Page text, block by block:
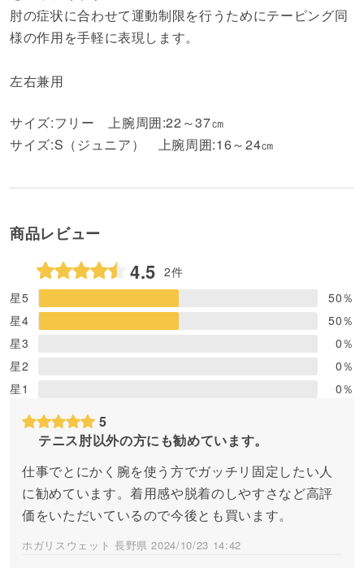
肘の症状に合わせて運動制限を行うためにテーピング同
様の作用を手軽に表現します。
左右兼用
サイズ:フリー 上腕周囲:22～37㎝
サイズ:S（ジュニア） 上腕周囲:16～24㎝
商品レビュー
4.5 2件
星5
50％
星4
50％
星3
0％
星2
0％
星1
0％
5
テニス肘以外の方にも勧めています。
仕事でとにかく腕を使う方でガッチリ固定したい人
に勧めています。着用感や脱着のしやすさなど高評
価をいただいているので今後とも買います。
ホガリスウェット 長野県 2024/10/23 14:42